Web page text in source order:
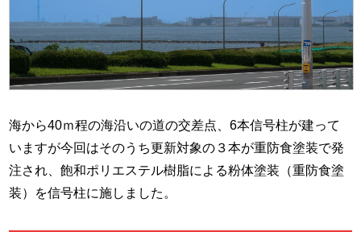
海から40ｍ程の海沿いの道の交差点、6本信号柱が建って
いますが今回はそのうち更新対象の３本が重防食塗装で発
注され、飽和ポリエステル樹脂による粉体塗装（重防食塗
装）を信号柱に施しました。